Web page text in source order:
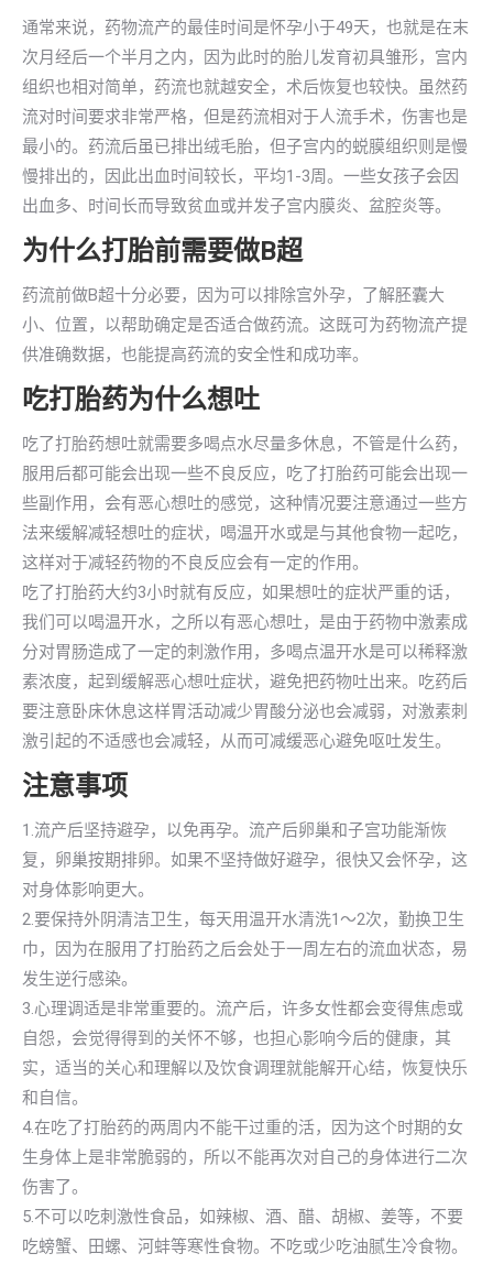
通常来说，药物流产的最佳时间是怀孕小于49天，也就是在末
次月经后一个半月之内，因为此时的胎儿发育初具雏形，宫内
组织也相对简单，药流也就越安全，术后恢复也较快。虽然药
流对时间要求非常严格，但是药流相对于人流手术，伤害也是
最小的。药流后虽已排出绒毛胎，但子宫内的蜕膜组织则是慢
慢排出的，因此出血时间较长，平均1-3周。一些女孩子会因
出血多、时间长而导致贫血或并发子宫内膜炎、盆腔炎等。
为什么打胎前需要做B超
药流前做B超十分必要，因为可以排除宫外孕，了解胚囊大
小、位置，以帮助确定是否适合做药流。这既可为药物流产提
供准确数据，也能提高药流的安全性和成功率。
吃打胎药为什么想吐
吃了打胎药想吐就需要多喝点水尽量多休息，不管是什么药，
服用后都可能会出现一些不良反应，吃了打胎药可能会出现一
些副作用，会有恶心想吐的感觉，这种情况要注意通过一些方
法来缓解减轻想吐的症状，喝温开水或是与其他食物一起吃，
这样对于减轻药物的不良反应会有一定的作用。
吃了打胎药大约3小时就有反应，如果想吐的症状严重的话，
我们可以喝温开水，之所以有恶心想吐，是由于药物中激素成
分对胃肠造成了一定的刺激作用，多喝点温开水是可以稀释激
素浓度，起到缓解恶心想吐症状，避免把药物吐出来。吃药后
要注意卧床休息这样胃活动减少胃酸分泌也会减弱，对激素刺
激引起的不适感也会减轻，从而可减缓恶心避免呕吐发生。
注意事项
1.流产后坚持避孕，以免再孕。流产后卵巢和子宫功能渐恢
复，卵巢按期排卵。如果不坚持做好避孕，很快又会怀孕，这
对身体影响更大。
2.要保持外阴清洁卫生，每天用温开水清洗1～2次，勤换卫生
巾，因为在服用了打胎药之后会处于一周左右的流血状态，易
发生逆行感染。
3.心理调适是非常重要的。流产后，许多女性都会变得焦虑或
自怨，会觉得得到的关怀不够，也担心影响今后的健康，其
实，适当的关心和理解以及饮食调理就能解开心结，恢复快乐
和自信。
4.在吃了打胎药的两周内不能干过重的活，因为这个时期的女
生身体上是非常脆弱的，所以不能再次对自己的身体进行二次
伤害了。
5.不可以吃刺激性食品，如辣椒、酒、醋、胡椒、姜等，不要
吃螃蟹、田螺、河蚌等寒性食物。不吃或少吃油腻生冷食物。